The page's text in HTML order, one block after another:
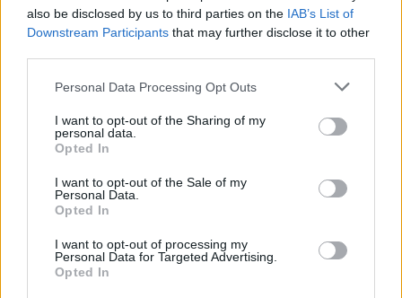
also be disclosed by us to third parties on the IAB’s List of
Downstream Participants that may further disclose it to other
Please note that this website/app uses one or more Google
not limited to your visit or usage behaviour. You may click to
grant or deny consent to Google and its third-party tags to
use your data for below specified purposes in below Google
consent section.
Personal Data Processing Opt Outs
I want to opt-out of the Sharing of my
personal data.
Opted In
I want to opt-out of the Sale of my
Personal Data.
Opted In
I want to opt-out of processing my
Personal Data for Targeted Advertising.
Opted In
bíboros lett) felajánlotta neki, hogy
megmutatja neki, mi „volt” a zsidó öröksége –
a Szentély tárgyai -, hogy megpróbálja
megtérésre csábítani. DM beleegyezett, hogy
hónapokkal később, éjszaka elvigyék, hogy
megnézze őket. Amikor megkérdeztem tőle,
hogy van-e valami abban a barlangban, ami a
Szentélyhez tartozott, egyszerűen azt
válaszolta: „Minden ott van!”